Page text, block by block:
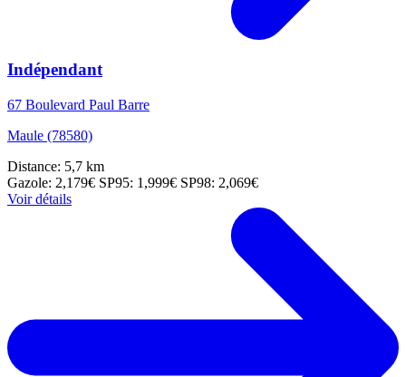
Indépendant
67 Boulevard Paul Barre
Maule (78580)
Distance: 5,7 km
Gazole: 2,179€ SP95: 1,999€ SP98: 2,069€
Voir détails